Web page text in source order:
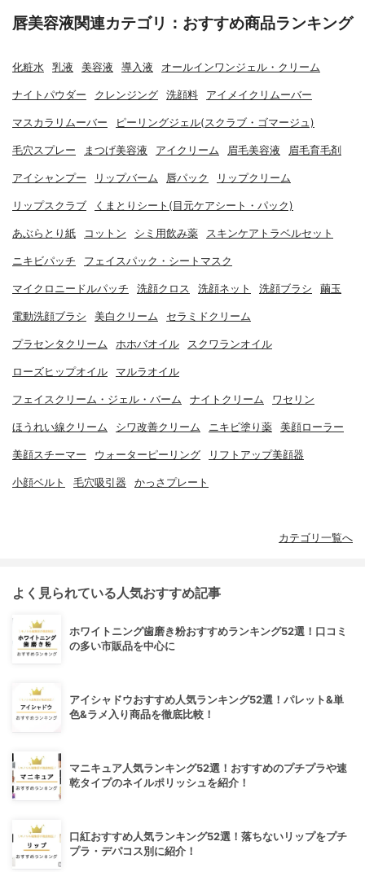
唇美容液関連カテゴリ：おすすめ商品ランキング
化粧水 乳液 美容液 導入液 オールインワンジェル・クリーム
ナイトパウダー クレンジング 洗顔料 アイメイクリムーバー
マスカラリムーバー ピーリングジェル(スクラブ・ゴマージュ)
毛穴スプレー まつげ美容液 アイクリーム 眉毛美容液 眉毛育毛剤
アイシャンプー リップバーム 唇パック リップクリーム
リップスクラブ くまとりシート(目元ケアシート・パック)
あぶらとり紙 コットン シミ用飲み薬 スキンケアトラベルセット
ニキビパッチ フェイスパック・シートマスク
マイクロニードルパッチ 洗顔クロス 洗顔ネット 洗顔ブラシ 繭玉
電動洗顔ブラシ 美白クリーム セラミドクリーム
プラセンタクリーム ホホバオイル スクワランオイル
ローズヒップオイル マルラオイル
フェイスクリーム・ジェル・バーム ナイトクリーム ワセリン
ほうれい線クリーム シワ改善クリーム ニキビ塗り薬 美顔ローラー
美顔スチーマー ウォーターピーリング リフトアップ美顔器
小顔ベルト 毛穴吸引器 かっさプレート
カテゴリ一覧へ
よく見られている人気おすすめ記事
ホワイトニング歯磨き粉おすすめランキング52選！口コミ
の多い市販品を中心に
アイシャドウおすすめ人気ランキング52選！パレット&単
色&ラメ入り商品を徹底比較！
マニキュア人気ランキング52選！おすすめのプチプラや速
乾タイプのネイルポリッシュを紹介！
口紅おすすめ人気ランキング52選！落ちないリップをプチ
プラ・デパコス別に紹介！